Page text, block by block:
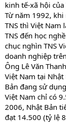
kinh tế-xã hội của
Từ năm 1992, khi
TNS thì Việt
TNS đến học
chục nghìn TNS
doanh nghiệp
Ông Lê Văn
Việt Nam tại
Bản đang sử
Việt Nam chỉ có
2006, Nhật Bản
đạt 14.500 (tỷ lệ